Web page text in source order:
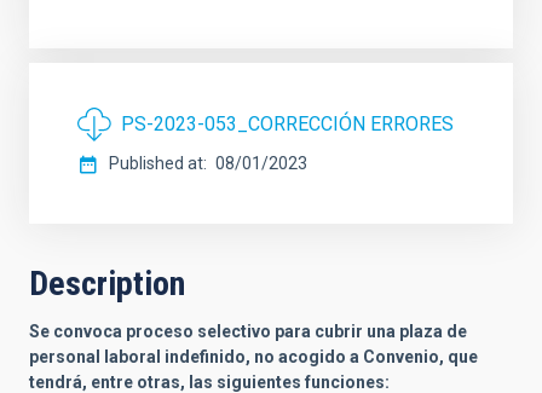
PS-2023-053_CORRECCIÓN ERRORES
Published at 08/01/2023
Description
Se convoca proceso selectivo para cubrir una plaza de
personal laboral indefinido, no acogido a Convenio, que
tendrá, entre otras, las siguientes funciones: